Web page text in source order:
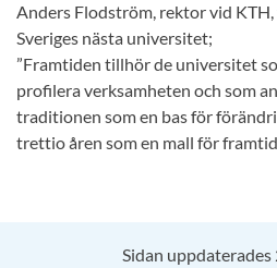
Anders Flodström, rektor vid
Sveriges nästa universitet;
”Framtiden tillhör de universitet
profilera verksamheten och som
traditionen som en bas för
trettio åren som en mall för
Sidan